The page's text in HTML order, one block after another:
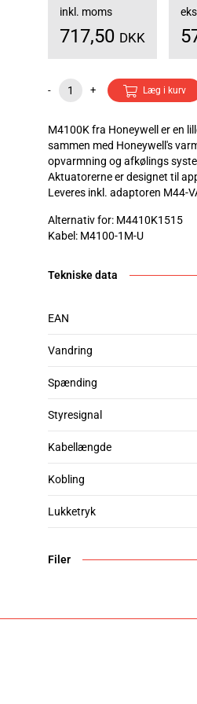
inkl. moms
717,50 DKK
- + Læg i kurv
M4100K fra Honeywell er en
sammen med Honeywell's
opvarmning og afkølings
Aktuatorerne er designet til
Leveres inkl. adaptoren M44-
Alternativ for: M4410K1515
Kabel: M4100-1M-U
Tekniske data
EAN
Vandring
Spænding
Styresignal
Kabellængde
Kobling
Lukketryk
Filer